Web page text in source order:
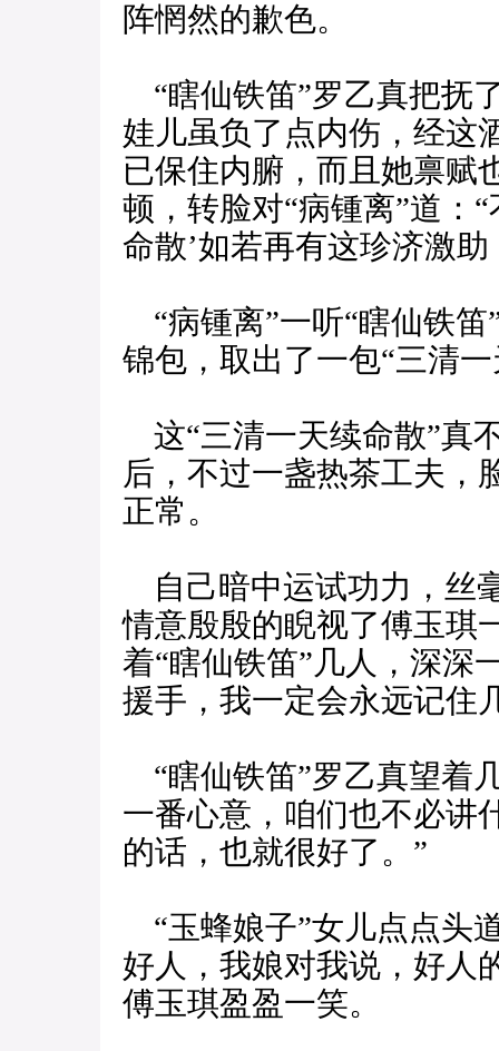
阵惘然的歉色。
“瞎仙铁笛”罗乙真把抚
娃儿虽负了点内伤，经这
已保住内腑，而且她禀
顿，转脸对“病锺离”道：
命散’如若再有这珍济激
“病锺离”一听“瞎仙铁
锦包，取出了一包“三清
这“三清一天续命散”真
后，不过一盏热茶工夫，
正常。
自己暗中运试功力，丝
情意殷殷的睨视了傅玉琪
着“瞎仙铁笛”几人，深深
援手，我一定会永远记
“瞎仙铁笛”罗乙真望着
一番心意，咱们也不必讲
的话，也就很好了。”
“玉蜂娘子”女儿点点头
好人，我娘对我说，好
傅玉琪盈盈一笑。